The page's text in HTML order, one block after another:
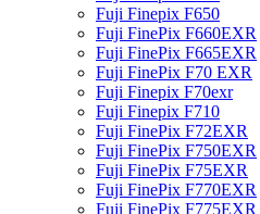
Fuji Finepix F650
Fuji FinePix F660EXR
Fuji FinePix F665EXR
Fuji FinePix F70 EXR
Fuji Finepix F70exr
Fuji Finepix F710
Fuji FinePix F72EXR
Fuji FinePix F750EXR
Fuji FinePix F75EXR
Fuji FinePix F770EXR
Fuji FinePix F775EXR